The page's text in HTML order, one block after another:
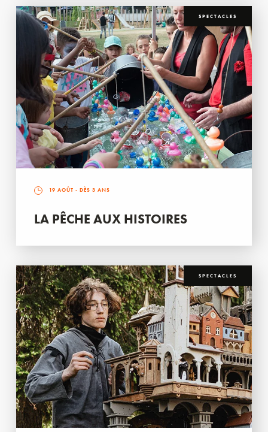
SPECTACLES
19 AOÛT - DÈS 3 ANS
LA PÊCHE AUX HISTOIRES
SPECTACLES